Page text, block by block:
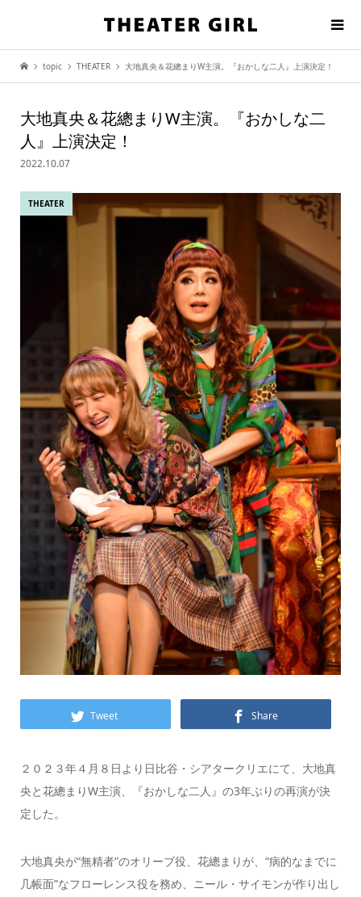
topic THEATER 大地真央＆花總まりW主演。『おかしな二人』上演決定！
大地真央＆花總まりW主演。『おかしな二
人』上演決定！
2022.10.07
THEATER
Tweet Share
２０２３年４月８日より日比谷・シアタークリエにて、大地真
央と花總まりW主演、『おかしな二人』の3年ぶりの再演が決
定した。
大地真央が“無精者”のオリーブ役、花總まりが、“病的なまでに
几帳面”なフローレンス役を務め、ニール・サイモンが作り出し